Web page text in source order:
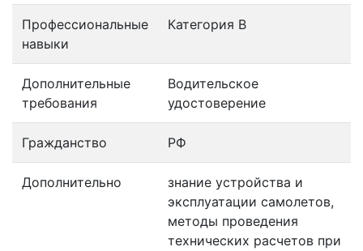
Профессиональные
навыки
Категория B
Дополнительные
требования
Водительское
удостоверение
Гражданство РФ
Дополнительно
знание устройства и
эксплуатации самолетов,
методы проведения
технических расчетов при